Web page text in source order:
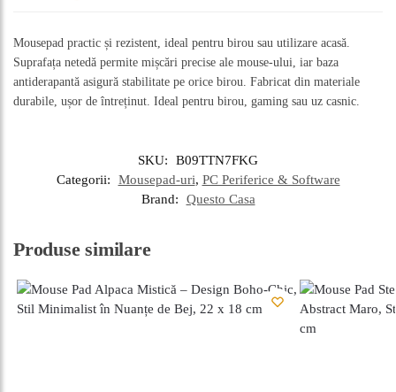
Mousepad practic și rezistent, ideal pentru birou sau utilizare acasă.
Suprafața netedă permite mișcări precise ale mouse-ului, iar baza
antiderapantă asigură stabilitate pe orice birou. Fabricat din materiale
durabile, ușor de întreținut. Ideal pentru birou, gaming sau uz casnic.
SKU:
B09TTN7FKG
Categorii:
Mousepad-uri, PC Periferice & Software
Brand:
Questo Casa
Produse similare